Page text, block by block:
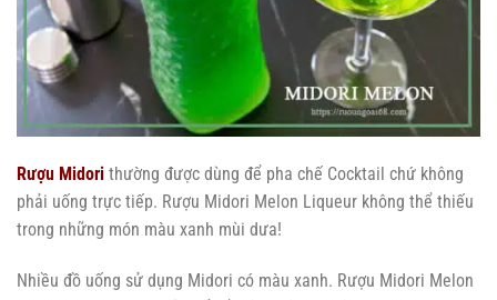
Rượu Midori thường được dùng để pha chế Cocktail chứ không
phải uống trực tiếp. Rượu Midori Melon Liqueur không thể thiếu
trong những món màu xanh mùi dưa!
Nhiều đồ uống sử dụng Midori có màu xanh. Rượu Midori Melon